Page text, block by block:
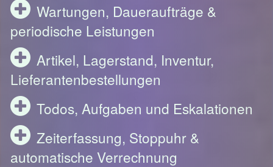
Wartungen, Daueraufträge &
periodische Leistungen
Artikel, Lagerstand, Inventur,
Lieferantenbestellungen
Todos, Aufgaben und Eskalationen
Zeiterfassung, Stoppuhr &
automatische Verrechnung